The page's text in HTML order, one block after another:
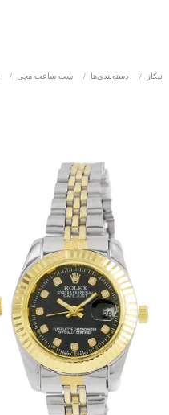
نیکاز / دسته‌بندی‌ها / ست ساعت مچی /